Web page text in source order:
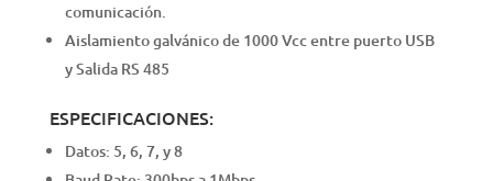
comunicación.
Aislamiento galvánico de 1000 Vcc entre puerto USB
y Salida RS 485
ESPECIFICACIONES:
Datos: 5, 6, 7, y 8